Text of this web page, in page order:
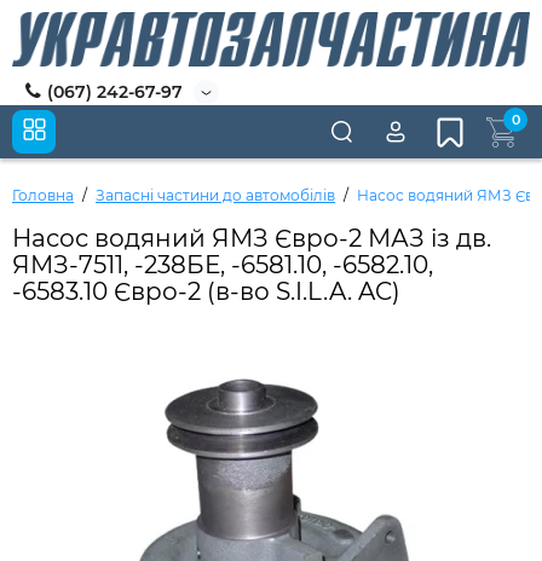
(067) 242-67-97
0
Головна Запасні частини до автомобілів Насос водяний ЯМЗ
Насос водяний ЯМЗ Євро-2 МАЗ із дв.
ЯМЗ-7511, -238БЕ, -6581.10, -6582.10,
-6583.10 Євро-2 (в-во S.I.L.A. AC)